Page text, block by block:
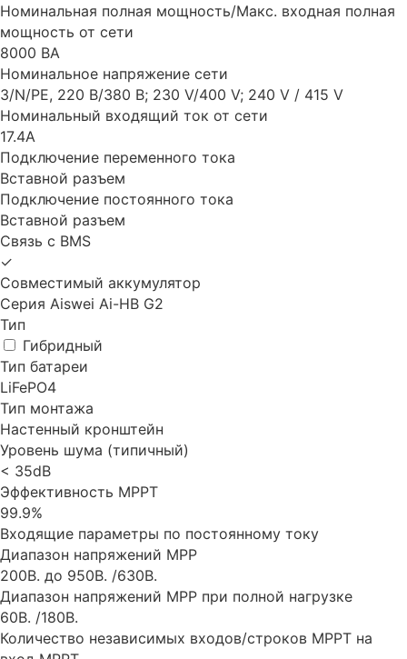
Номинальная полная мощность/Макс. входная полная
мощность от сети
8000 ВА
Номинальное напряжение сети
3/N/PE, 220 В/380 В; 230 V/400 V; 240 V / 415 V
Номинальный входящий ток от сети
17.4А
Подключение переменного тока
Вставной разъем
Подключение постоянного тока
Вставной разъем
Связь с BMS
✓
Совместимый аккумулятор
Серия Aiswei Ai-HB G2
Тип
Гибридный
Тип батареи
LiFePO4
Тип монтажа
Настенный кронштейн
Уровень шума (типичный)
< 35dB
Эффективность MPPT
99.9%
Входящие параметры по постоянному току
Диапазон напряжений MPP
200В. до 950В. /630В.
Диапазон напряжений MPP при полной нагрузке
60В. /180В.
Количество независимых входов/строков MPPT на